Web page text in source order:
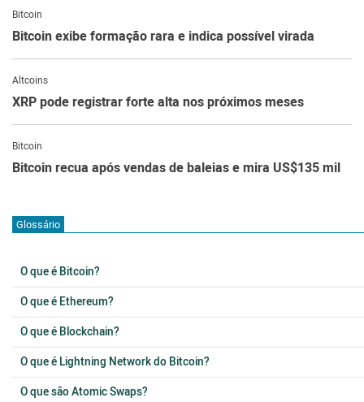
Bitcoin
Bitcoin exibe formação rara e indica possível virada
Altcoins
XRP pode registrar forte alta nos próximos meses
Bitcoin
Bitcoin recua após vendas de baleias e mira US$135 mil
Glossário
O que é Bitcoin?
O que é Ethereum?
O que é Blockchain?
O que é Lightning Network do Bitcoin?
O que são Atomic Swaps?